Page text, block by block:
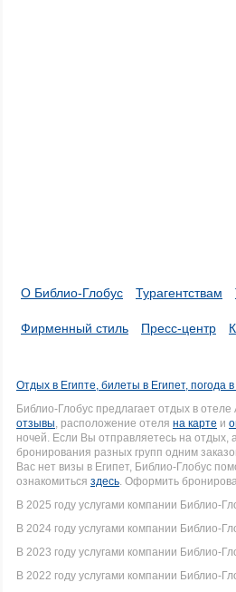
О Библио-Глобус Турагентствам
Фирменный стиль Пресс-центр
Отдых в Египте, билеты в Египет, погода в
Библио-Глобус предлагает отдых в
отзывы, расположение отеля на карте и
ночей. Если Вы отправляетесь на отдых,
бронирования разных групп одним
Вас нет визы в Египет, Библио-Глобус
ознакомиться здесь. Оформить
В 2025 году услугами компании Библио-
В 2024 году услугами компании Библио-
В 2023 году услугами компании Библио-
В 2022 году услугами компании Библио-